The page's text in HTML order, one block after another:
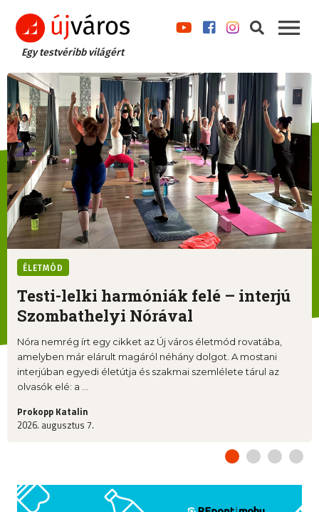
Egy testvéribb világért
ÉLETMÓD
Testi-lelki harmóniák felé – interjú
Szombathelyi Nórával
Nóra nemrég írt egy cikket az Új város életmód rovatába,
amelyben már elárult magáról néhány dolgot. A mostani
interjúban egyedi életútja és szakmai szemlélete tárul az
olvasók elé: a ...
Prokopp Katalin
2026. augusztus 7.